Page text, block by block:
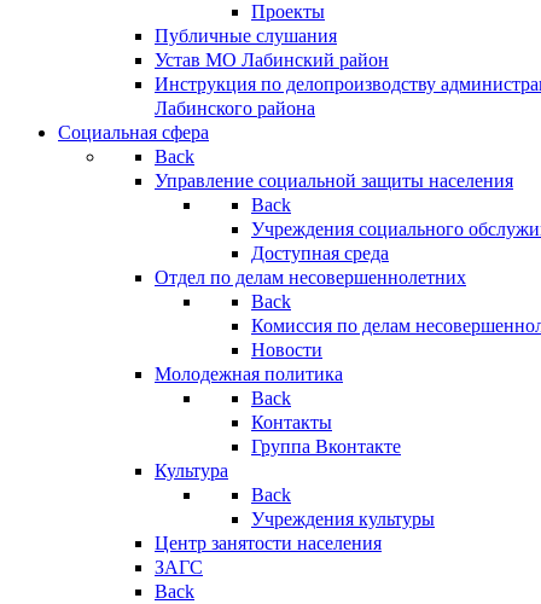
Проекты
Публичные слушания
Устав МО Лабинский район
Инструкция по делопроизводству
Лабинского района
Социальная сфера
Back
Управление социальной защиты населения
Back
Учреждения социального
Доступная среда
Отдел по делам несовершеннолетних
Back
Комиссия по делам
Новости
Молодежная политика
Back
Контакты
Группа Вконтакте
Культура
Back
Учреждения культуры
Центр занятости населения
ЗАГС
Back